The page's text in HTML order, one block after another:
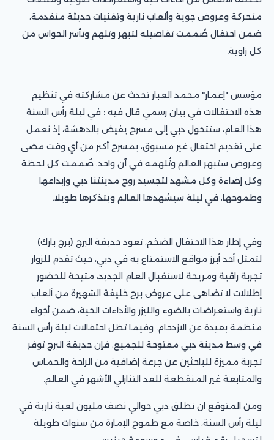
متحركة وعروض جوية وألعاب نارية وتقنيات حديثة متقدمة،
ضمن احتفال صُممت تفاصيله لتبهر وتلهم وتأسر الحواس من
كل زاوية.
مؤسس "إعمار" محمد العبار تحدث عن مشاركته في تنظيم
هذه الاحتفالات في بيان رسمي قال فيه : في ليلة رأس السنة
هذا العام، ستتحول دبي إلى مسرح يفيض بالدهشة، إذ نعمل
على تقديم احتفال غير مسبوق، بمسرح أكبر من أي وقت مضى
وعروض ستبهر العالم وتُلهمه في آن واحد، صُممت كل لحظة
وكل إضاءة وكل مشهد لتجسيد روح مدينتنا دبي وإبداعها
وطموحها، في ليلة سيشهدها العالم ويتذكرها طويلا.
وفي إطار هذا الاحتفال الضخم، تعود حديقة البرج (برج بارك)
لتمثل أحد أبرز مواقع الاستمتاع به في دبي، حيث تقدم للزوار
تجربة راقية ومريحة لاستقبال العام الجديد، متيحة للحضور
إطلالات لا تضاهى على عروض برج خليفة الشهيرة من ألعاب
نارية واستعراضات بالضوء والليزر والأداءات الحية، ضمن أجواء
منظمة بعيدة عن الازدحام. وفيما تظل احتفالات ليلة رأس السنة
في وسط مدينة دبي مفتوحة للجميع، فإن حديقة البرج توفر
تجربة مميزة للباحثين عن جرعة إضافية من الراحة والحماس
والمتابعة غير المنقطعة للعد التنازلي الأشهر في العالم.
ومن المتوقع ان تطلق دبي حوالي نصف مليون لعبة نارية في
ليلة رأس السنة، خاصة مع طموح الإمارة من سنوات طويلة